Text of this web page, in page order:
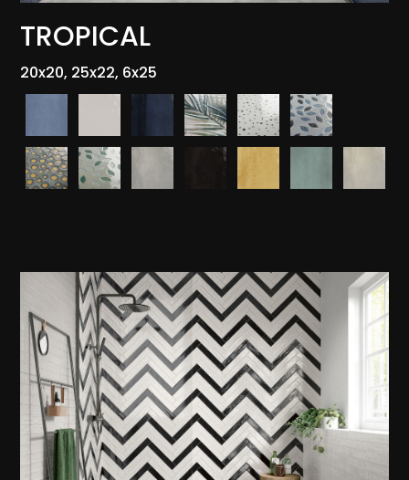
TROPICAL
20x20, 25x22, 6x25